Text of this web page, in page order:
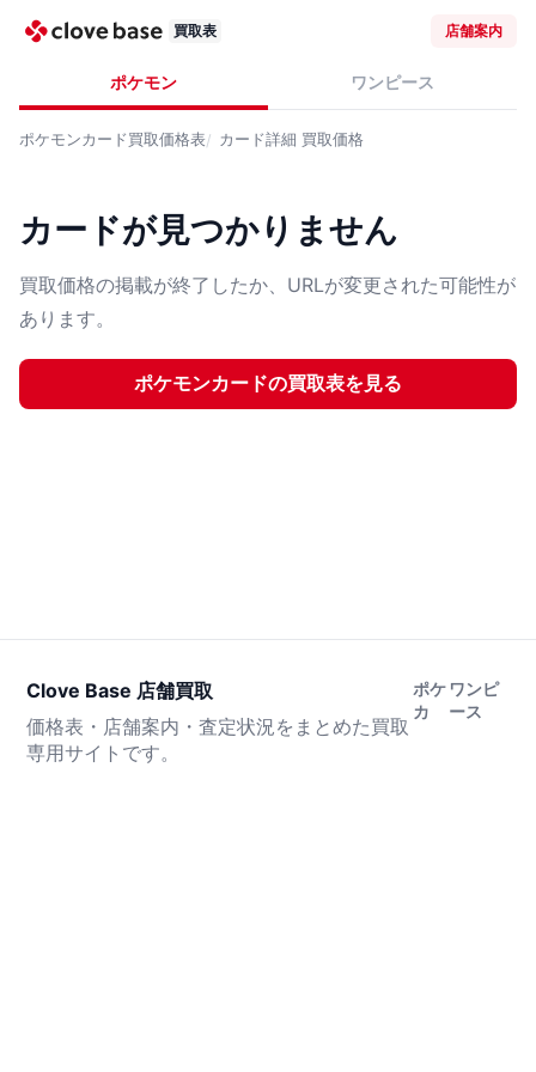
買取表 店舗案内
ポケモン ワンピース
ポケモンカード買取価格表 カード詳細 買取価格
カードが見つかりません
買取価格の掲載が終了したか、URLが変更された可能性が
あります。
ポケモンカードの買取表を見る
Clove Base 店舗買取
価格表・店舗案内・査定状況をまとめた買取
専用サイトです。
ポケ
カ
ワンピ
ース